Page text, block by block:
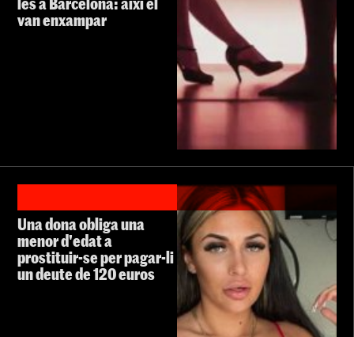
van enxampar
Una dona obliga una
menor d'edat a
prostituir-se per pagar-li
un deute de 120 euros